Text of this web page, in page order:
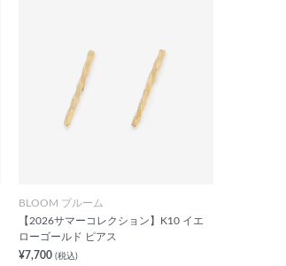
BLOOM ブルーム
【2026サマーコレクション】K10 イエ
ローゴールド ピアス
¥7,700 (税込)